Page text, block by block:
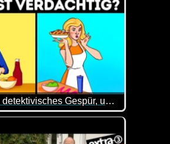
Nutze dein detektivisches Gespür, um 24 knifflige Rätsel zu knacken
Gehirnschmalz angesagt. Kannst